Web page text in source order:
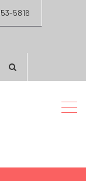
5816